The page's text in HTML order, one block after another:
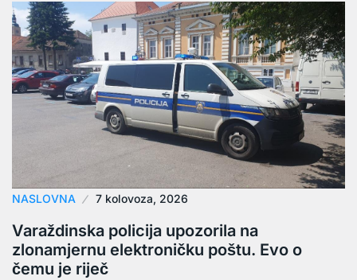
NASLOVNA 7 kolovoza, 2026
Varaždinska policija upozorila na
zlonamjernu elektroničku poštu. Evo o
čemu je riječ